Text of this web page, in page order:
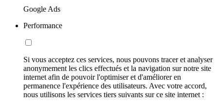
Google Ads
Performance
Si vous acceptez ces services, nous pouvons tracer et analyser
anonymement les clics effectués et la navigation sur notre site
internet afin de pouvoir l'optimiser et d'améliorer en
permanence l'expérience des utilisateurs. Avec votre accord,
nous utilisons les services tiers suivants sur ce site internet :